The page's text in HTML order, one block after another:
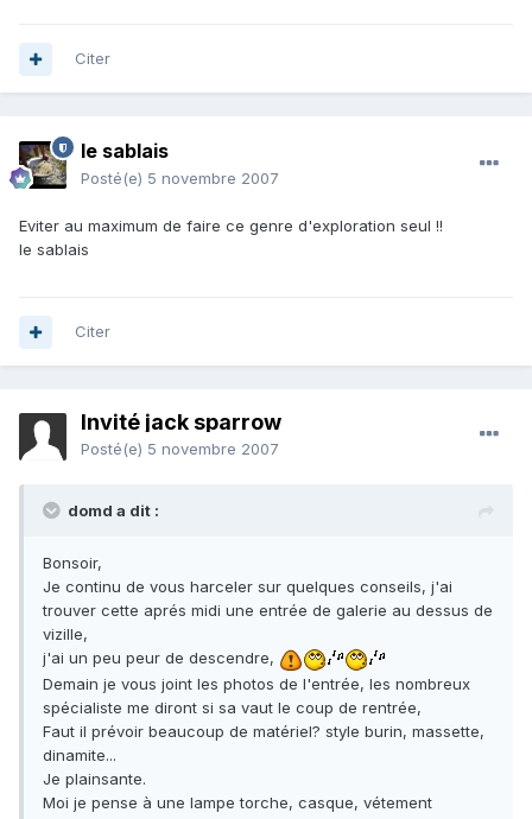
Citer
le sablais
Posté(e) 5 novembre 2007
Eviter au maximum de faire ce genre d'exploration seul !!
le sablais
Citer
Invité jack sparrow
Posté(e) 5 novembre 2007
domd a dit :
Bonsoir,
Je continu de vous harceler sur quelques conseils, j'ai
trouver cette aprés midi une entrée de galerie au dessus de
vizille,
j'ai un peu peur de descendre,
Demain je vous joint les photos de l'entrée, les nombreux
spécialiste me diront si sa vaut le coup de rentrée,
Faut il prévoir beaucoup de matériel? style burin, massette,
dinamite...
Je plainsante.
Moi je pense à une lampe torche, casque, vétement